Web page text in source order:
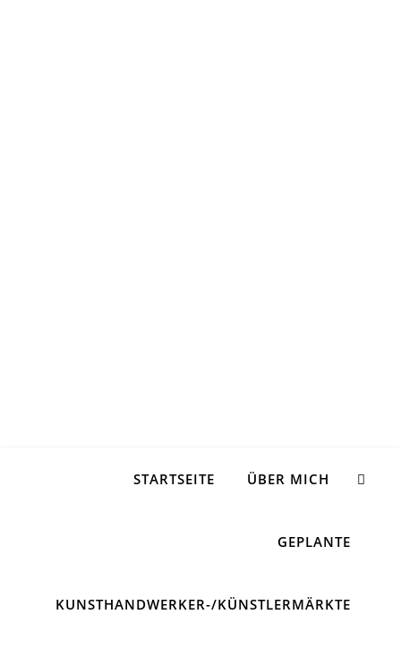
STARTSEITE ÜBER MICH
GEPLANTE
KUNSTHANDWERKER-/KÜNSTLERMÄRKTE